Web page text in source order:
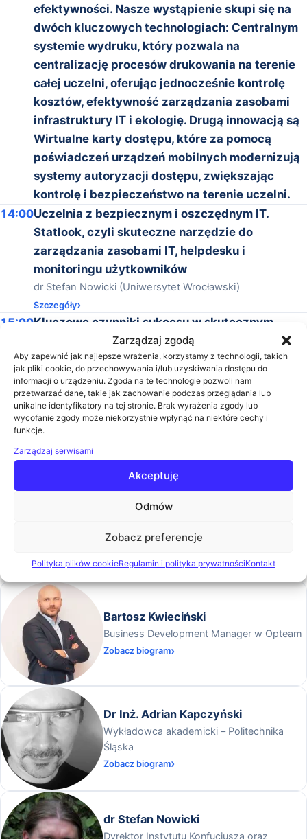
Zarządzaj zgodą
Aby zapewnić jak najlepsze wrażenia, korzystamy z technologii, takich
jak pliki cookie, do przechowywania i/lub uzyskiwania dostępu do
informacji o urządzeniu. Zgoda na te technologie pozwoli nam
przetwarzać dane, takie jak zachowanie podczas przeglądania lub
unikalne identyfikatory na tej stronie. Brak wyrażenia zgody lub
wycofanie zgody może niekorzystnie wpłynąć na niektóre cechy i
funkcje.
Zarządzaj serwisami
Akceptuję
Odmów
Zobacz preferencje
Polityka plików cookieRegulamin i polityka prywatnościKontakt
efektywności. Nasze wystąpienie skupi się na
dwóch kluczowych technologiach: Centralnym
systemie wydruku, który pozwala na
centralizację procesów drukowania na terenie
całej uczelni, oferując jednocześnie kontrolę
kosztów, efektywność zarządzania zasobami
infrastruktury IT i ekologię. Drugą innowacją są
Wirtualne karty dostępu, które za pomocą
poświadczeń urządzeń mobilnych modernizują
systemy autoryzacji dostępu, zwiększając
kontrolę i bezpieczeństwo na terenie uczelni.
14:00Uczelnia z bezpiecznym i oszczędnym IT.
Statlook, czyli skuteczne narzędzie do
zarządzania zasobami IT, helpdesku i
monitoringu użytkowników
dr Stefan Nowicki (Uniwersytet Wrocławski)
Szczegóły
15:00Kluczowe czynniki sukcesu w skutecznym
wdrożeniu e-learningu na uczelni wyższej
Łukasz Fojutowski (Fundacja Rozwoju, Edukacji i
Technologii)
Szczegóły
15:30Zakończenie konferencji
Prelegenci
Agnieszka Dymińska
Zobacz biogram
Bartosz Kwieciński
Business Development Manager w Opteam
Zobacz biogram
Dr Inż. Adrian Kapczyński
Wykładowca akademicki – Politechnika
Śląska
Zobacz biogram
dr Stefan Nowicki
Dyrektor Instytutu Konfucjusza oraz